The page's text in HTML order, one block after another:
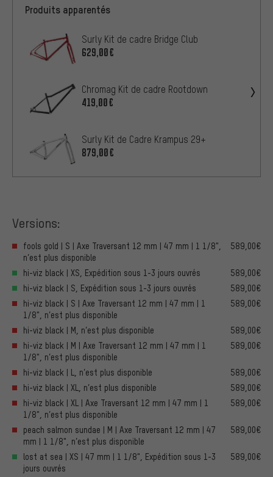
Produits apparentés
Surly Kit de cadre Bridge Club
629,00€
Chromag Kit de cadre Rootdown
419,00€
Surly Kit de Cadre Krampus 29+
879,00€
Versions:
fools gold | S | Axe Traversant 12 mm | 47 mm | 1 1/8",
n’est plus disponible
589,00€
hi-viz black | XS, Expédition sous 1-3 jours ouvrés
589,00€
hi-viz black | S, Expédition sous 1-3 jours ouvrés
589,00€
hi-viz black | S | Axe Traversant 12 mm | 47 mm | 1
1/8", n’est plus disponible
589,00€
hi-viz black | M, n’est plus disponible
589,00€
hi-viz black | M | Axe Traversant 12 mm | 47 mm | 1
1/8", n’est plus disponible
589,00€
hi-viz black | L, n’est plus disponible
589,00€
hi-viz black | XL, n’est plus disponible
589,00€
hi-viz black | XL | Axe Traversant 12 mm | 47 mm | 1
1/8", n’est plus disponible
589,00€
peach salmon sundae | M | Axe Traversant 12 mm | 47
mm | 1 1/8", n’est plus disponible
589,00€
lost at sea | XS | 47 mm | 1 1/8", Expédition sous 1-3
jours ouvrés
589,00€